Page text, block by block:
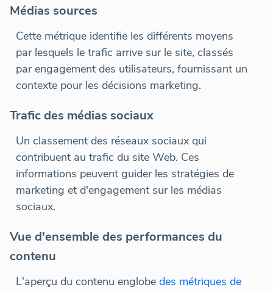
Médias sources
Cette métrique identifie les différents moyens
par lesquels le trafic arrive sur le site, classés
par engagement des utilisateurs, fournissant un
contexte pour les décisions marketing.
Trafic des médias sociaux
Un classement des réseaux sociaux qui
contribuent au trafic du site Web. Ces
informations peuvent guider les stratégies de
marketing et d'engagement sur les médias
sociaux.
Vue d'ensemble des performances du
contenu
L'aperçu du contenu englobe des métriques de